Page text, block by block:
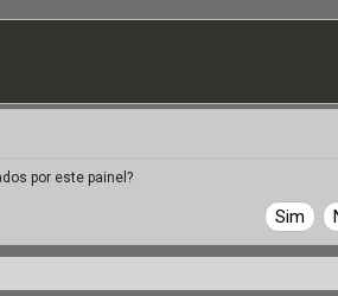
por este painel?